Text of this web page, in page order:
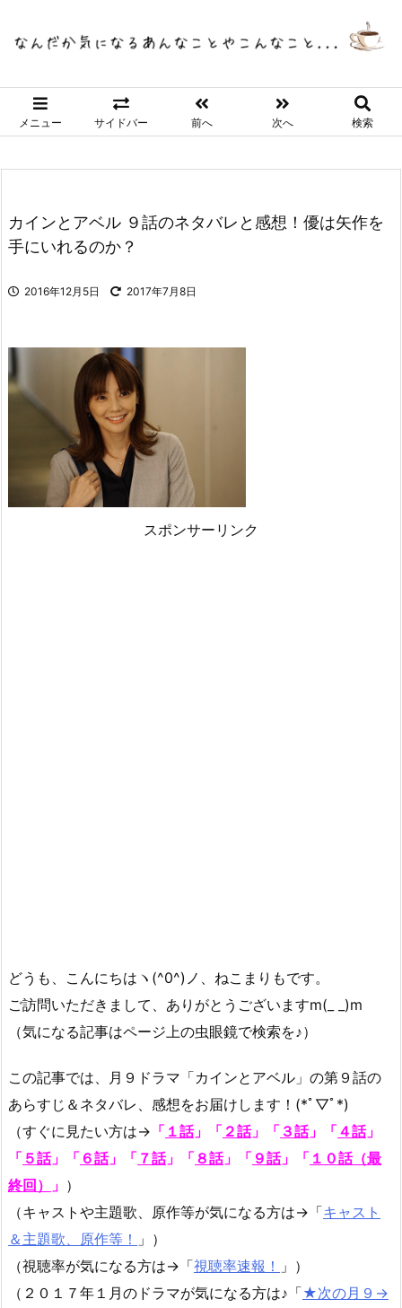
メニュー サイドバー 前へ 次へ 検索
カインとアベル ９話のネタバレと感想！優は矢作を
手にいれるのか？
2016年12月5日 2017年7月8日
スポンサーリンク
どうも、こんにちはヽ(^0^)ノ、ねこまりもです。
ご訪問いただきまして、ありがとうございますm(_ _)m
（気になる記事はページ上の虫眼鏡で検索を♪）
この記事では、月９ドラマ「カインとアベル」の第９話の
あらすじ＆ネタバレ、感想をお届けします！(*ﾟ▽ﾟ*)
（すぐに見たい方は→ 「 １話」「 ２話」 「 ３話」 「 ４話」
「 ５話」「 ６話」「 ７話」 「 ８話」 「 ９話」「 １０話（最
終回）
」 ）
（キャストや主題歌、原作等が気になる方は→「キャスト
＆主題歌、原作等！ 」）
（視聴率が気になる方は→「視聴率速報！ 」）
（２０１７年１月のドラマが気になる方は♪「★次の月９→